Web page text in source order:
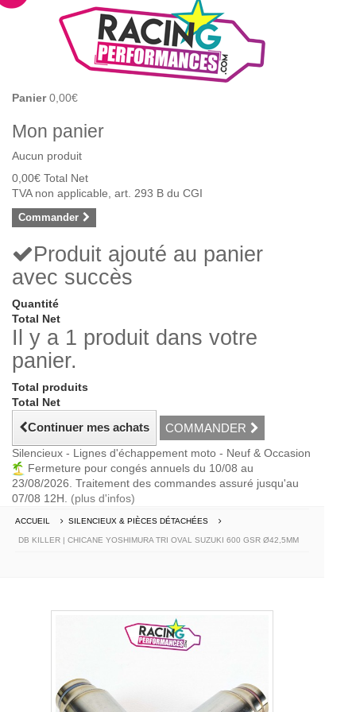
Panier 0,00€
Mon panier
Aucun produit
0,00€ Total Net
TVA non applicable, art. 293 B du CGI
Commander
Produit ajouté au panier
avec succès
Quantité
Total Net
Il y a 1 produit dans votre
panier.
Total produits
Total Net
Continuer mes achats COMMANDER
Silencieux - Lignes d'échappement moto - Neuf & Occasion
Fermeture pour congés annuels du 10/08 au
23/08/2026. Traitement des commandes assuré jusqu'au
07/08 12H. (plus d'infos)
ACCUEIL SILENCIEUX & PIÈCES DÉTACHÉES
DB KILLER | CHICANE YOSHIMURA TRI OVAL SUZUKI 600 GSR Ø42,5MM